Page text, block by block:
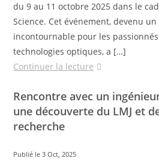
du 9 au 11 octobre 2025 dans le
Science. Cet événement, devenu
incontournable pour les
technologies optiques, a […]
Continuer la lecture
Rencontre avec un
une découverte du LMJ et
recherche
Publié le 3 Oct, 2025